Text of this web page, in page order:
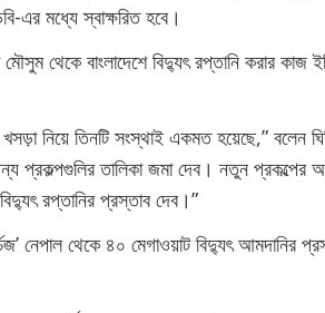
এর মধ্যে স্বাক্ষরিত হবে।
থেকে বাংলাদেশে বিদ্যুৎ রপ্তানি করার কাজ
নিয়ে তিনটি সংস্থাই একমত হয়েছে,” বলেন
প্রকল্পগুলির তালিকা জমা দেব। নতুন প্রকল্পের
রপ্তানির প্রস্তাব দেব।”
নেপাল থেকে ৪০ মেগাওয়াট বিদ্যুৎ আমদানির